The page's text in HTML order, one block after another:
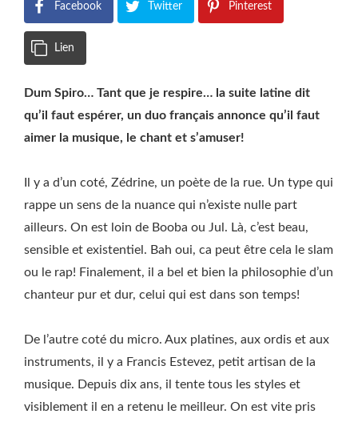
Facebook Twitter Pinterest
Lien
Dum Spiro… Tant que je respire… la suite latine dit
qu’il faut espérer, un duo français annonce qu’il faut
aimer la musique, le chant et s’amuser!
Il y a d’un coté, Zédrine, un poète de la rue. Un type qui
rappe un sens de la nuance qui n’existe nulle part
ailleurs. On est loin de Booba ou Jul. Là, c’est beau,
sensible et existentiel. Bah oui, ca peut être cela le slam
ou le rap! Finalement, il a bel et bien la philosophie d’un
chanteur pur et dur, celui qui est dans son temps!
De l’autre coté du micro. Aux platines, aux ordis et aux
instruments, il y a Francis Estevez, petit artisan de la
musique. Depuis dix ans, il tente tous les styles et
visiblement il en a retenu le meilleur. On est vite pris